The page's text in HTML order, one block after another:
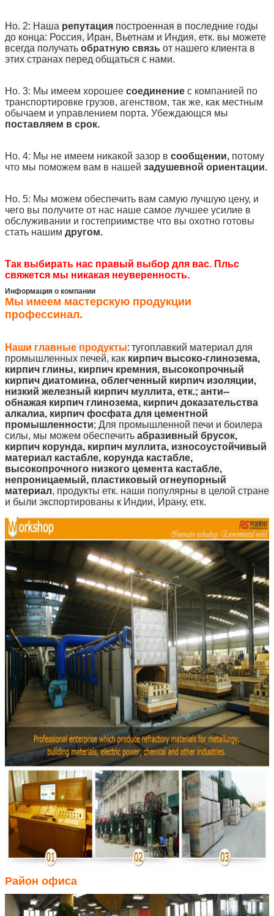
Но. 2: Наша репутация построенная в последние годы
до конца: Россия, Иран, Вьетнам и Индия, етк. вы можете
всегда получать обратную связь от нашего клиента в
этих странах перед общаться с нами.
Но. 3: Мы имеем хорошее соединение с компанией по
транспортировке грузов, агенством, так же, как местным
обычаем и управлением порта. Убеждающся мы
поставляем в срок.
Но. 4: Мы не имеем никакой зазор в сообщении, потому
что мы поможем вам в нашей задушевной ориентации.
Но. 5: Мы можем обеспечить вам самую лучшую цену, и
чего вы получите от нас наше самое лучшее усилие в
обслуживании и гостеприимстве что вы охотно готовы
стать нашим другом.
Так выбирать нас правый выбор для вас. Пльс
свяжется мы никакая неуверенность.
Информация о компании
Мы имеем мастерскую продукции
профессинал.
Наши главные продукты: тугоплавкий материал для
промышленных печей, как кирпич высоко-глинозема,
кирпич глины, кирпич кремния, высокопрочный
кирпич диатомина, облегченный кирпич изоляции,
низкий железный кирпич муллита, етк.; анти--
обнажая кирпич глинозема, кирпич доказательства
алкалиа, кирпич фосфата для цементной
промышленности; Для промышленной печи и боилера
силы, мы можем обеспечить абразивный брусок,
кирпич корунда, кирпич муллита, износоустойчивый
материал кастабле, корунда кастабле,
высокопрочного низкого цемента кастабле,
непроницаемый, пластиковый огнеупорный
материал, продукты етк. наши популярны в целой стране
и были экспортированы к Индии, Ирану, етк.
Район офиса